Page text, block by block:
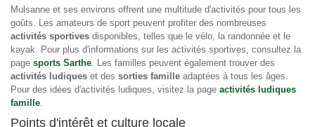
Mulsanne et ses environs offrent une multitude d'activités pour tous les
goûts. Les amateurs de sport peuvent profiter des nombreuses
activités sportives disponibles, telles que le vélo, la randonnée et le
kayak. Pour plus d'informations sur les activités sportives, consultez la
page sports Sarthe. Les familles peuvent également trouver des
activités ludiques et des sorties famille adaptées à tous les âges.
Pour des idées d'activités ludiques, visitez la page activités ludiques
famille.
Points d'intérêt et culture locale